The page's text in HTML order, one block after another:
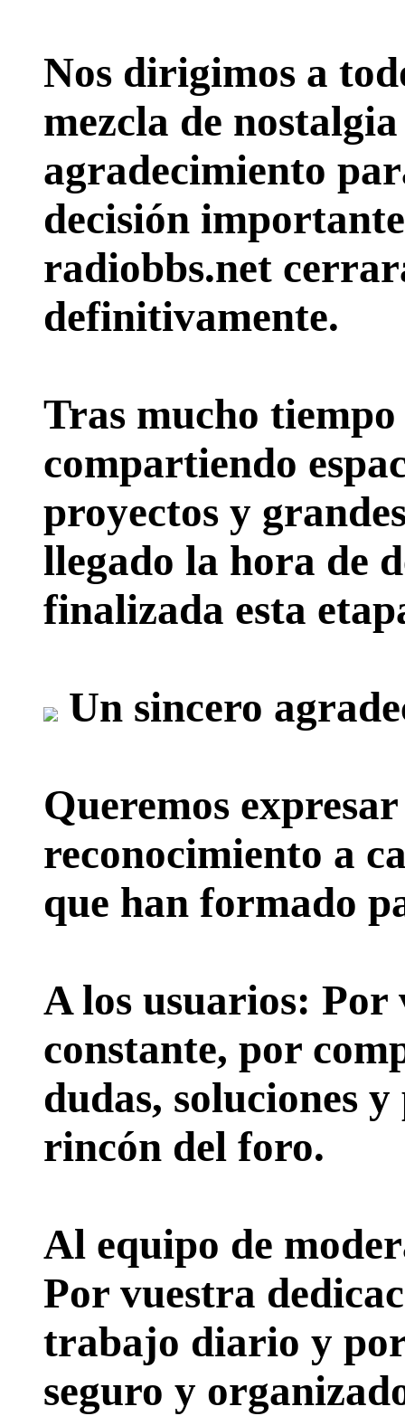
Nos dirigimos a
mezcla de
agradecimiento
decisión
radiobbs.net
definitivamente.
Tras mucho
compartiendo
proyectos y
llegado la hora de
finalizada esta
Un sincero
Queremos
reconocimiento a
que han formado
A los usuarios: Por
constante, por
dudas, soluciones
rincón del foro.
Al equipo de
Por vuestra
trabajo diario y por
seguro y